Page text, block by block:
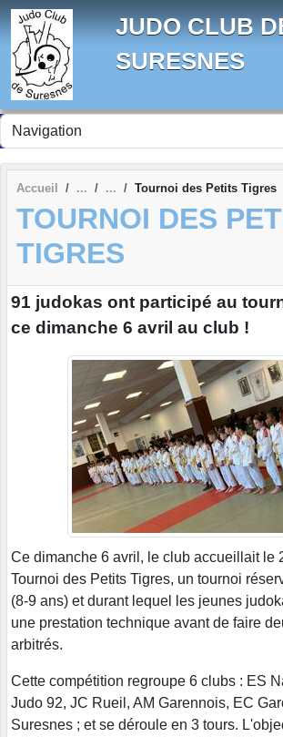
JUDO CLUB
SURESNES
Accueil Tournoi des Petits Tigres
TOURNOI DES
TIGRES
91 judokas ont participé au
ce dimanche 6 avril au club !
Ce dimanche 6 avril, le club accueillait le
Tournoi des Petits Tigres, un tournoi
(8-9 ans) et durant lequel les jeunes
une prestation technique avant de faire
arbitrés.
Cette compétition regroupe 6 clubs : ES
Judo 92, JC Rueil, AM Garennois, EC
Suresnes ; et se déroule en 3 tours.
Panneau de gestion des cookies